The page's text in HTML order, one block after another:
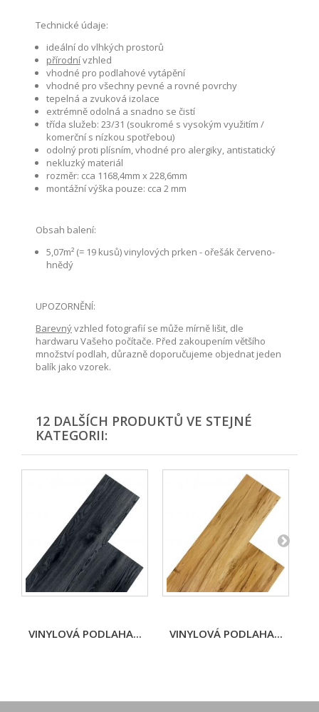
Technické údaje:
ideální do vlhkých prostorů
přírodnívzhled
vhodné pro podlahové vytápění
vhodné pro všechny pevné a rovné povrchy
tepelná a zvuková izolace
extrémně odolná a snadno se čistí
třída služeb: 23/31 (soukromé s vysokým využitím /
komerční s nízkou spotřebou)
odolný proti plísním, vhodné pro alergiky, antistatický
nekluzký materiál
rozměr: cca 1168,4mm x 228,6mm
montážní výška pouze: cca 2 mm
Obsah balení:
5,07m² (= 19 kusů) vinylových prken - ořešák červeno-
hnědý
UPOZORNĚNÍ:
Barevnývzhled fotografií se může mírně lišit, dle
hardwaru Vašeho počítače. Před zakoupením většího
množství podlah, důrazně doporučujeme objednat jeden
balík jako vzorek.
12 DALŠÍCH PRODUKTŮ VE STEJNÉ
KATEGORII:
VINYLOVÁ PODLAHA... VINYLOVÁ PODLAHA...